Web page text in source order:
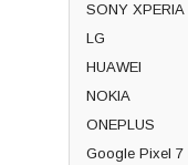
SONY XPERIA
LG
HUAWEI
NOKIA
ONEPLUS
Google Pixel 7